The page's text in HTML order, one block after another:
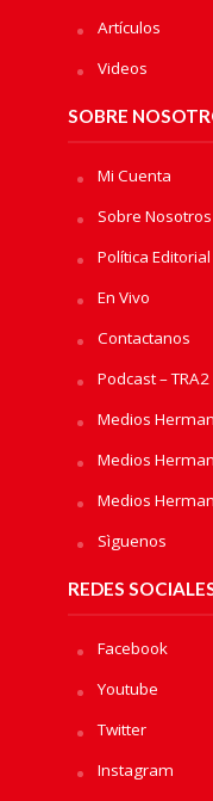
Artículos
Videos
SOBRE
Mi Cuenta
Sobre Nosotros
Política Editorial
En Vivo
Contactanos
Podcast – TRA2
Medios
Medios
Medios
Sìguenos
REDES
Facebook
Youtube
Twitter
Instagram